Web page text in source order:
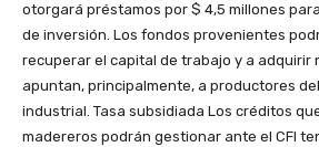
otorgará préstamos por $ 4,5 millones
de inversión. Los fondos provenientes
recuperar el capital de trabajo y a adquirir
apuntan, principalmente, a productores
industrial. Tasa subsidiada Los créditos
madereros podrán gestionar ante el CFI